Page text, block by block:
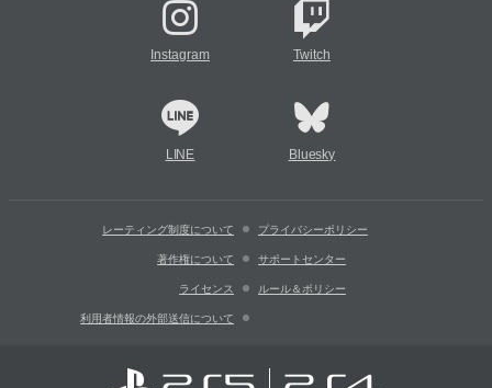
Instagram Twitch
LINE Bluesky
レーティング制度について プライバシーポリシー
著作権について サポートセンター
ライセンス ルール＆ポリシー
利用者情報の外部送信について